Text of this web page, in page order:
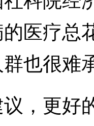
医疗总
也很难
更好